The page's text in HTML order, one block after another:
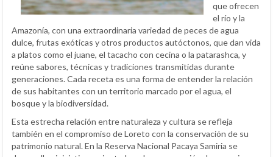
que ofrecen
el río y la
Amazonía, con una extraordinaria variedad de peces de agua
dulce, frutas exóticas y otros productos autóctonos, que dan vida
a platos como el juane, el tacacho con cecina o la patarashca, y
reúne sabores, técnicas y tradiciones transmitidas durante
generaciones. Cada receta es una forma de entender la relación
de sus habitantes con un territorio marcado por el agua, el
bosque y la biodiversidad.
Esta estrecha relación entre naturaleza y cultura se refleja
también en el compromiso de Loreto con la conservación de su
patrimonio natural. En la Reserva Nacional Pacaya Samiria se